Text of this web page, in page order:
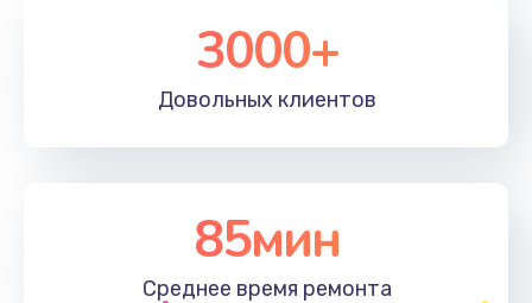
3000+
Довольных клиентов
85мин
Среднее время ремонта